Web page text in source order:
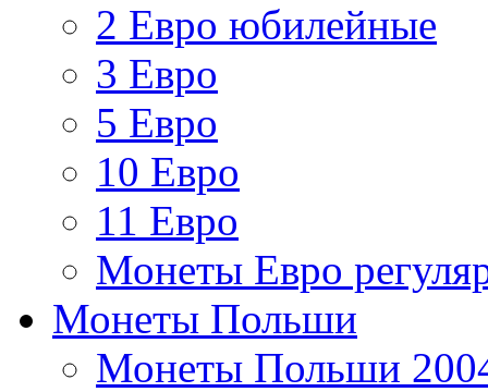
2 Евро юбилейные
3 Евро
5 Евро
10 Евро
11 Евро
Монеты Евро
Монеты Польши
Монеты Польши